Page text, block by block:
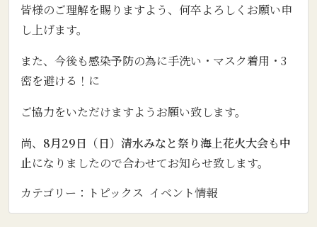
皆様のご理解を賜りますよう、何卒よろしくお願い申
し上げます。
また、今後も感染予防の為に手洗い・マスク着用・3
密を避ける！に
ご協力をいただけますようお願い致します。
尚、 8月29日（日）清水みなと祭り海上花火大会も中
止になりましたので合わせてお知らせ致します。
カテゴリー： トピックス イベント情報